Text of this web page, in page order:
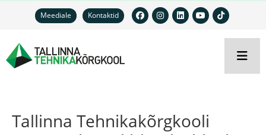
Meediale Kontaktid
Tallinna Tehnikakõrgkooli